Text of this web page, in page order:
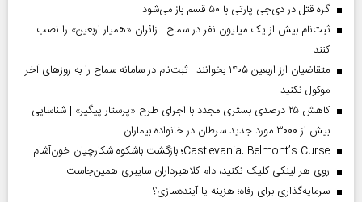
گره قتل در دی‌جی پارتی با ۵۰ قسم باز می‌شود
ثبت‌نام بیش از یک میلیون نفر در سماح | زائران «همیار اربعین» را نصب
کنند
متقاضیان ارز اربعین ۱۴۰۵ بخوانند | ثبت‌نام در سامانه سماح را به روز‌های آخر
موکول نکنید
کاهش ۲۵ درصدی بستری مجدد با اجرای طرح «پرستار پیگیر» | شناسایی
بیش از ۳۰۰۰ مورد جدید سرطان در خانواده بیماران
Castlevania: Belmont’s Curse؛ بازگشت باشکوه شکارچیان خون‌آشام
روی هر لینکی کلیک نکنید، دام کلاهبرداران سایبری همین‌جاست
سرمایه‌گذاری برای رفاه؛ هزینه یا آینده‌سازی؟